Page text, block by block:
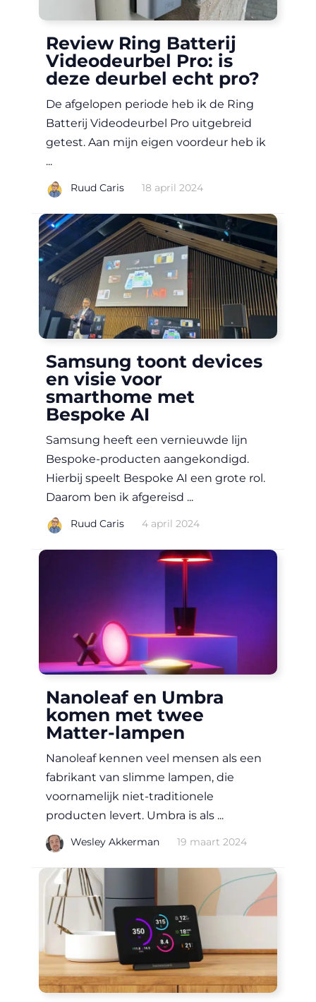
Review Ring Batterij
Videodeurbel Pro: is
deze deurbel echt pro?
De afgelopen periode heb ik de Ring
Batterij Videodeurbel Pro uitgebreid
getest. Aan mijn eigen voordeur heb ik
...
Ruud Caris 18 april 2024
Samsung toont devices
en visie voor
smarthome met
Bespoke AI
Samsung heeft een vernieuwde lijn
Bespoke-producten aangekondigd.
Hierbij speelt Bespoke AI een grote rol.
Daarom ben ik afgereisd ...
Ruud Caris 4 april 2024
Nanoleaf en Umbra
komen met twee
Matter-lampen
Nanoleaf kennen veel mensen als een
fabrikant van slimme lampen, die
voornamelijk niet-traditionele
producten levert. Umbra is als ...
Wesley Akkerman 19 maart 2024